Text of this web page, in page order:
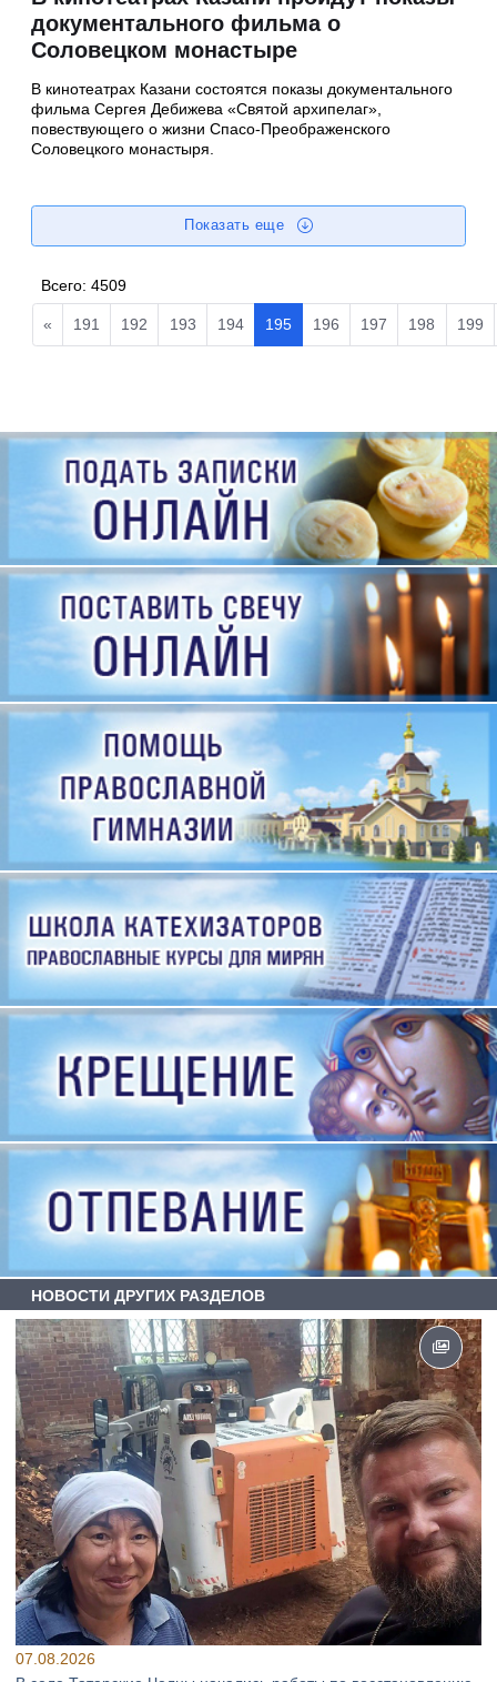
документального фильма о
Соловецком монастыре
В кинотеатрах Казани состоятся показы документального
фильма Сергея Дебижева «Святой архипелаг»,
повествующего о жизни Спасо-Преображенского
Соловецкого монастыря.
Показать еще
Всего:4509
« 191 192 193 194 195 196 197 198 199
НОВОСТИ ДРУГИХ РАЗДЕЛОВ
07.08.2026